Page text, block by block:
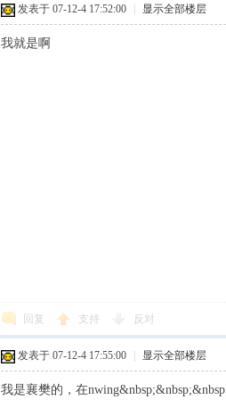
发表于 07-12-4 17:52:00 显示全部楼层
我就是啊
回复 支持 反对
发表于 07-12-4 17:55:00 显示全部楼层
我是襄樊的，在